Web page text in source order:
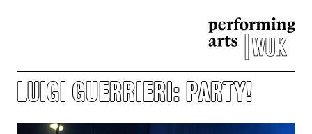
LUIGI GUERRIERI: PARTY!